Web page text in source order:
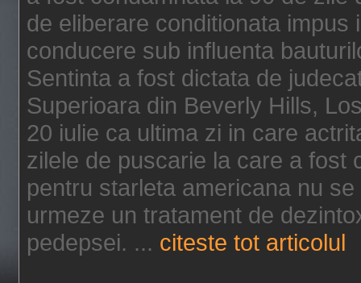
de eliberare conditionata
conducere sub influenta
Sentinta a fost dictata de
Superioara din Beverly Hills,
20 iulie ca ultima zi in care
zilele de puscarie la care a fost
pentru starleta americana nu
urmeze un tratament de
pedepsei. ... citeste tot articolul